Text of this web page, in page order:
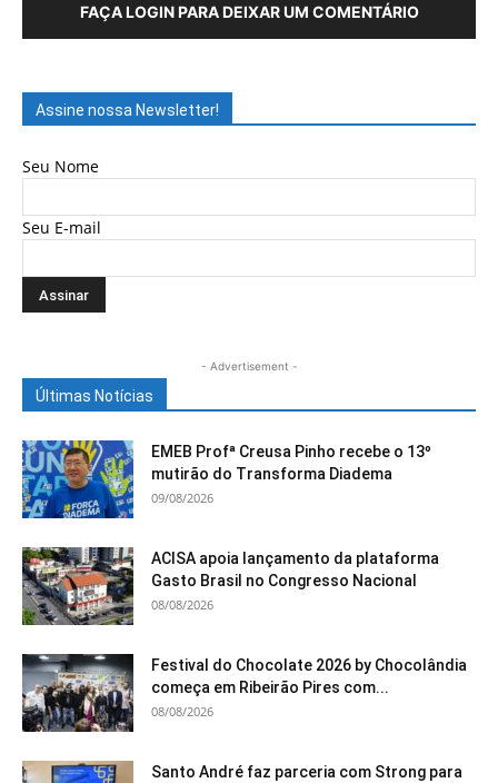
FAÇA LOGIN PARA DEIXAR UM COMENTÁRIO
Assine nossa Newsletter!
Seu Nome
Seu E-mail
- Advertisement -
Últimas Notícias
EMEB Profª Creusa Pinho recebe o 13º
mutirão do Transforma Diadema
09/08/2026
ACISA apoia lançamento da plataforma
Gasto Brasil no Congresso Nacional
08/08/2026
Festival do Chocolate 2026 by Chocolândia
começa em Ribeirão Pires com...
08/08/2026
Santo André faz parceria com Strong para